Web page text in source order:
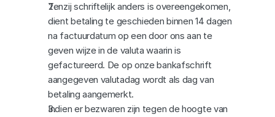
Tenzij schriftelijk anders is overeengekomen,
dient betaling te geschieden binnen 14 dagen
na factuurdatum op een door ons aan te
geven wijze in de valuta waarin is
gefactureerd. De op onze bankafschrift
aangegeven valutadag wordt als dag van
betaling aangemerkt.
Indien er bezwaren zijn tegen de hoogte van